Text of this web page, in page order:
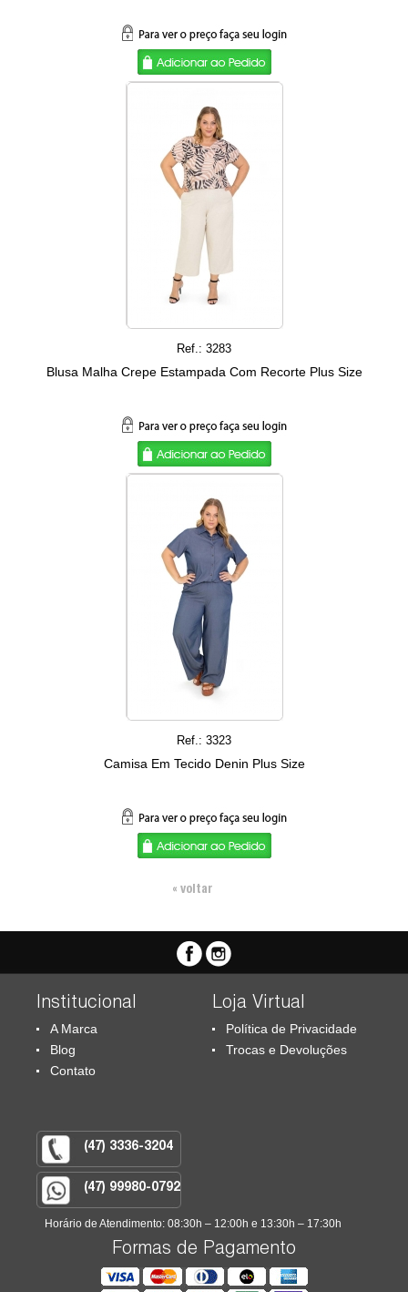
Ref.: 3283
Blusa Malha Crepe Estampada Com Recorte Plus Size
Ref.: 3323
Camisa Em Tecido Denin Plus Size
« voltar
Institucional
A Marca
Blog
Contato
(47) 3336-3204
(47) 99980-0792
Loja Virtual
Política de Privacidade
Trocas e Devoluções
Horário de Atendimento: 08:30h – 12:00h e 13:30h – 17:30h
Formas de Pagamento